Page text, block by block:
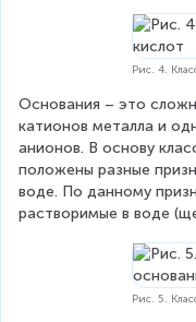
Рис. 4.
Основания – это
катионов металла и
анионов. В основу
положены разные
воде. По данному
растворимые в воде
Рис. 5.